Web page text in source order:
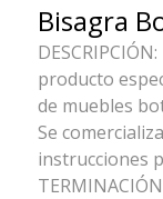
Bisagra
producto
de muebles
Se
instrucciones